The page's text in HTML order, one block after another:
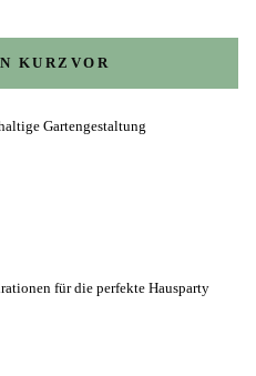
KURZVOR
Gartengestaltung
für die perfekte Hausparty